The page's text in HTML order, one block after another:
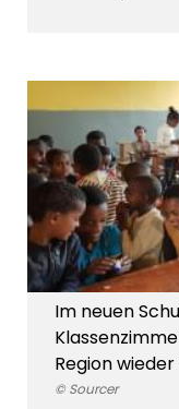
Im neuen
Region
© Sourcer